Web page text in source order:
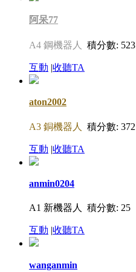
阿呆77
A4 鋼機器人 積分數: 523
互動 |收聽TA
aton2002
A3 銅機器人 積分數: 372
互動 |收聽TA
anmin0204
A1 新機器人 積分數: 25
互動 |收聽TA
wanganmin